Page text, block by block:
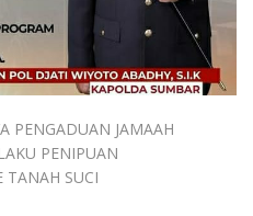
PENGADUAN JAMAAH
PENIPUAN
TANAH SUCI